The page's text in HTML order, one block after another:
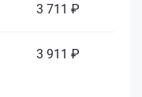
3 711 ₽
3 911 ₽